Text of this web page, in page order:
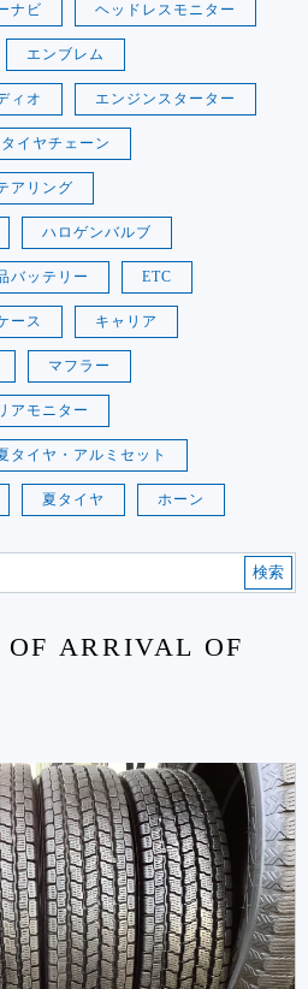
ナビ ヘッドレスモニター
エンブレム
ィオ エンジンスターター
タイヤチェーン
アリング
ハロゲンバルブ
バッテリー ETC
ース キャリア
マフラー
アモニター
タイヤ・アルミセット
夏タイヤ ホーン
検索
ARRIVAL OF